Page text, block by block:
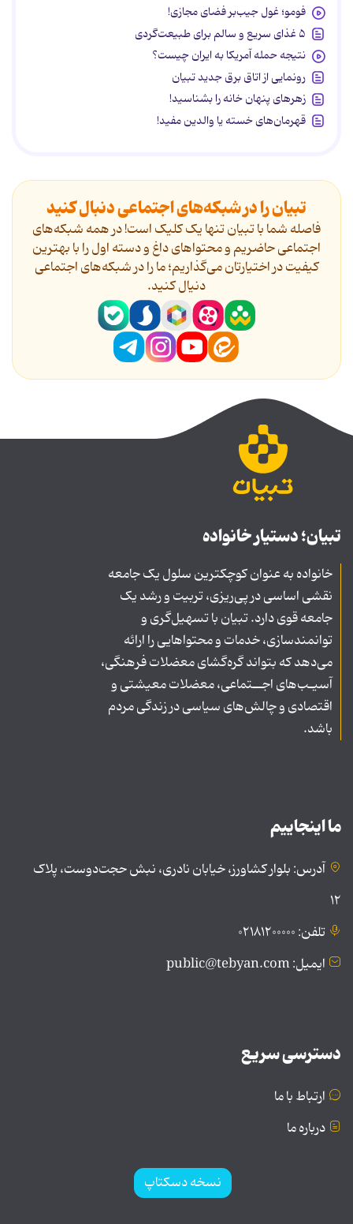
فومو؛ غول جیب‌بر فضای مجازی!
۵ غذای سریع و سالم برای طبیعت‌گردی
نتیجه حمله آمریکا به ایران چیست؟
رونمایی از اتاق برق جدید تبیان
زهرهای پنهان خانه را بشناسید!
قهرمان‌های خسته یا والدین مفید!
تبیان را در شبکه‌های اجتماعی دنبال کنید
فاصله شما با تبیان تنها یک کلیک است! در همه شبکه‌های
اجتماعی حاضریم و محتواهای داغ و دسته اول را با بهترین
کیفیت در اختیارتان می‌گذاریم؛ ما را در شبکه‌های اجتماعی
دنیال کنید.
تبیان؛ دستیار خانواده
خانواده به عنوان کوچکترین سلول یک جامعه
نقشی اساسی در پی‌ریزی، تربیت و رشد یک
جامعه قوی دارد. تبیان با تسهیل‌گری و
توانمندسازی، خدمات و محتواهایی را ارائه
می‌دهد که بتواند گره‌گشای معضلات فرهنگی،
آسیـب‌های اجــتماعی، معضلات معیشتی و
اقتصادی و چالش‌های سیاسی در زندگی مردم
باشد.
ما اینجاییم
آدرس: بلوار کشاورز، خیابان نادری، نبش حجت‌دوست، پلاک
۱۲
تلفن: ۰۲۱۸۱۲۰۰۰۰۰
ایمیل: public@tebyan.com
دسترسی سریع
ارتباط با ما
درباره ما
نسخه دسکتاپ